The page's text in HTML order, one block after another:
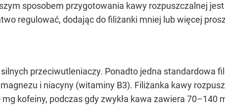
sposobem przygotowania kawy rozpuszczalnej
regulować, dodając do filiżanki mniej lub więcej
przeciwutleniaczy. Ponadto jedna standardowa
i niacyny (witaminy B3). Filiżanka kawy
kofeiny, podczas gdy zwykła kawa zawiera 70–140